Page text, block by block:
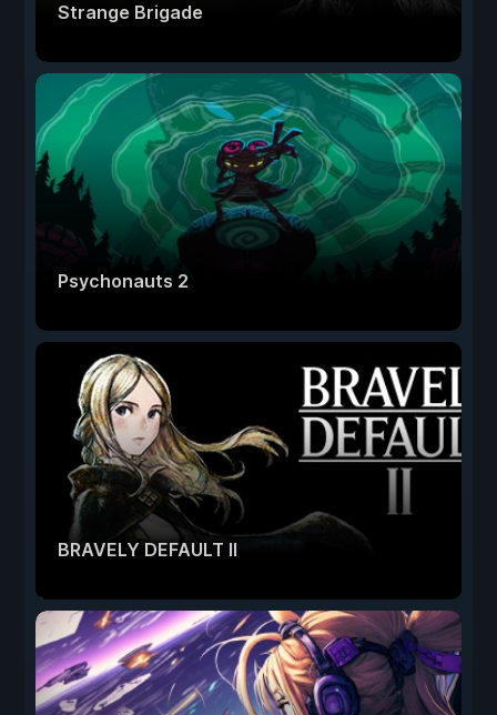
Strange Brigade
Psychonauts 2
BRAVELY DEFAULT II